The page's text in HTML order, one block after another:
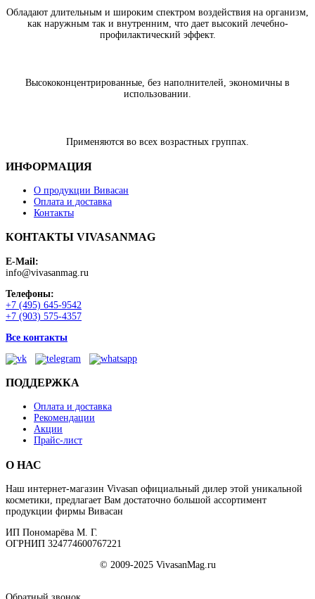
Обладают длительным и широким спектром воздействия на организм,
как наружным так и внутренним, что дает высокий лечебно-
профилактический эффект.
Высококонцентрированные, без наполнителей, экономичны в
использовании.
Применяются во всех возрастных группах.
ИНФОРМАЦИЯ
О продукции Вивасан
Оплата и доставка
Контакты
КОНТАКТЫ VIVASANMAG
E-Mail:
info@vivasanmag.ru
Телефоны:
+7 (495) 645-9542
+7 (903) 575-4357
Все контакты
ПОДДЕРЖКА
Оплата и доставка
Рекомендации
Акции
Прайс-лист
О НАС
Наш интернет-магазин Vivasan официальный дилер этой уникальной
косметики, предлагает Вам достаточно большой ассортимент
продукции фирмы Вивасан
ИП Пономарёва М. Г.
ОГРНИП 324774600767221
© 2009-2025 VivasanMag.ru